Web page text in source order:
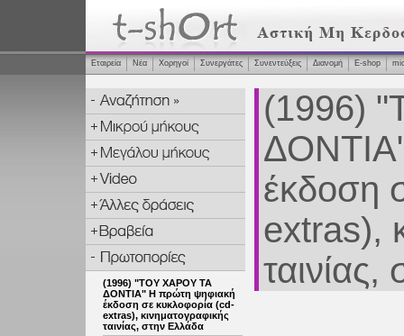
Εταιρεία Νέα Χορηγοί Συνεργάτες Συνεντεύξεις Διανομή Ε-shop
(1996) "ΤΟΥ ΧΑΡΟΥ ΤΑ
ΔΟΝΤΙΑ" Η πρώτη ψηφιακή
έκδοση σε κυκλοφορία (cd-
extras), κινηματογραφικής
ταινίας, στην Ελλάδα
(1996)
έκδοση
extras),